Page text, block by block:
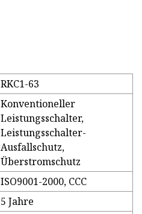
RKC1-63
Konventioneller
Leistungsschalter,
Leistungsschalter-
Ausfallschutz,
Überstromschutz
ISO9001-2000, CCC
5 Jahre